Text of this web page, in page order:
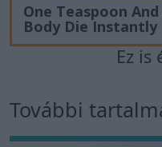
One Teaspoon
Body Die Instantly
Ez is
További